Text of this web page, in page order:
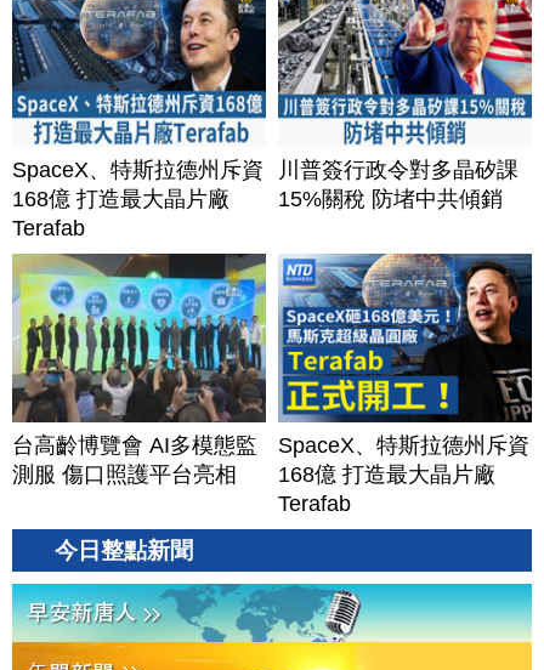
SpaceX、特斯拉德州斥資
168億 打造最大晶片廠
Terafab
川普簽行政令對多晶矽課
15%關稅 防堵中共傾銷
台高齡博覽會 AI多模態監
測服 傷口照護平台亮相
SpaceX、特斯拉德州斥資
168億 打造最大晶片廠
Terafab
今日整點新聞